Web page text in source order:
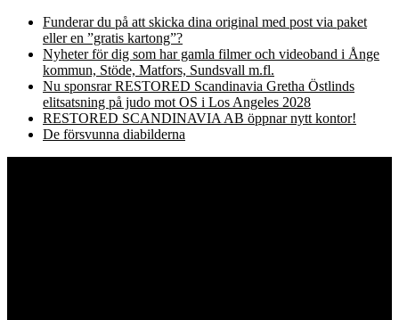
Funderar du på att skicka dina original med post via paket
eller en ”gratis kartong”?
Nyheter för dig som har gamla filmer och videoband i Ånge
kommun, Stöde, Matfors, Sundsvall m.fl.
Nu sponsrar RESTORED Scandinavia Gretha Östlinds
elitsatsning på judo mot OS i Los Angeles 2028
RESTORED SCANDINAVIA AB öppnar nytt kontor!
De försvunna diabilderna